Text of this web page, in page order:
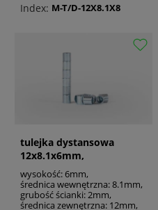
Index: M-T/D-12X8.1X8
tulejka dystansowa
12x8.1x6mm,
galwanizowana
wysokość: 6mm,
średnica wewnętrzna: 8.1mm,
grubość ścianki: 2mm,
średnica zewnętrzna: 12mm,